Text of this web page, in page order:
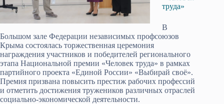
труда»
В
Большом зале Федерации независимых профсоюзов
Крыма состоялась торжественная церемония
награждения участников и победителей регионального
этапа Национальной премии «Человек труда» в рамках
партийного проекта «Единой России» «Выбирай своё».
Премия призвана повысить престиж рабочих профессий
и отметить достижения тружеников различных отраслей
социально-экономической деятельности.